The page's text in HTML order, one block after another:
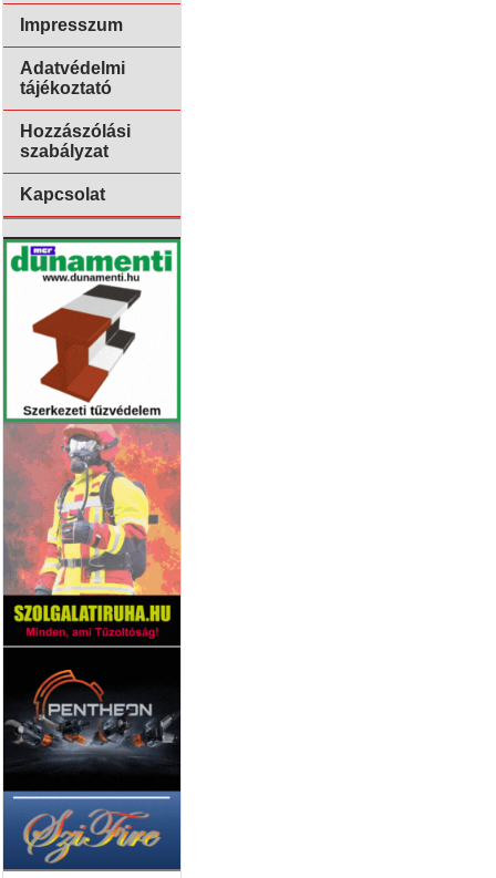
Impresszum
Adatvédelmi
tájékoztató
Hozzászólási
szabályzat
Kapcsolat